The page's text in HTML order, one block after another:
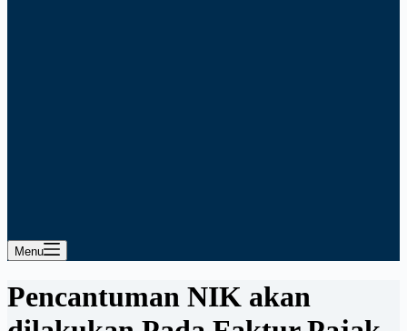
Menu
Pencantuman NIK akan